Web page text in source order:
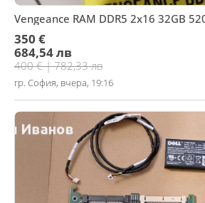
Vengeance RAM DDR5 2x16 32GB
350 €
684,54 лв
400 € | 782,33 лв
гр. София, вчера, 19:16